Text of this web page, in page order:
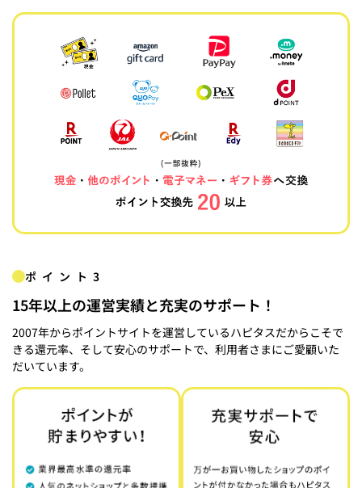
ポイント3
15年以上の運営実績と充実のサポート！
2007年からポイントサイトを運営しているハピタスだからこそで
きる還元率、そして安心のサポートで、利用者さまにご愛顧いた
だいています。